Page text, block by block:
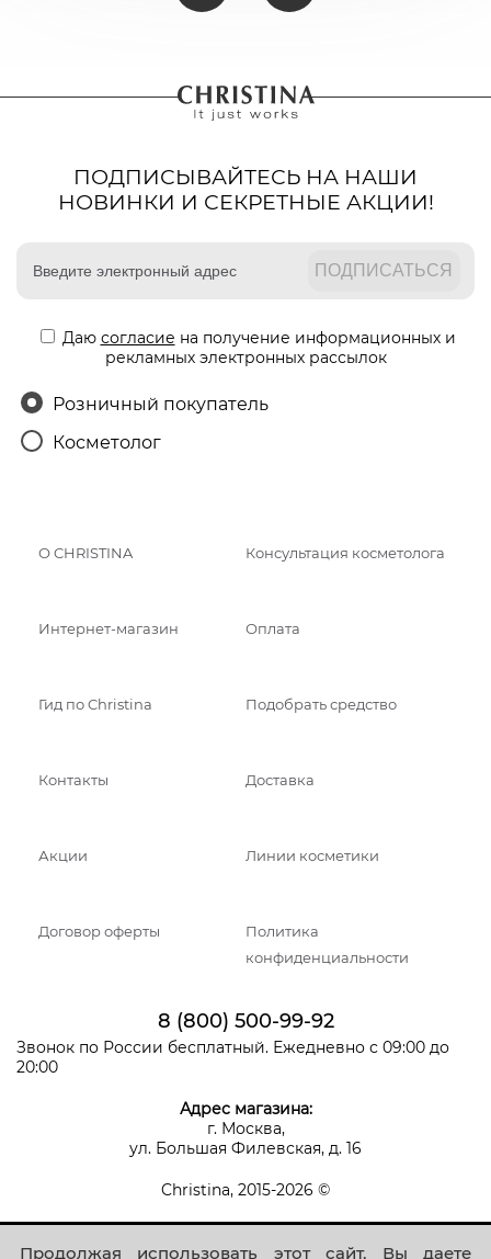
Продолжая использовать этот сайт, Вы даете
ПОДПИСЫВАЙТЕСЬ НА НАШИ
НОВИНКИ И СЕКРЕТНЫЕ АКЦИИ!
Даю согласие на получение информационных и
рекламных электронных рассылок
Розничный покупатель
Косметолог
О CHRISTINA Консультация косметолога
Интернет-магазин Оплата
Гид по Christina Подобрать средство
Контакты Доставка
Акции Линии косметики
Договор оферты
Политика
конфиденциальности
8 (800) 500-99-92
Звонок по России бесплатный. Ежедневно с 09:00 до
20:00
Адрес магазина:
г. Москва,
ул. Большая Филевская, д. 16
Christina, 2015-2026 ©